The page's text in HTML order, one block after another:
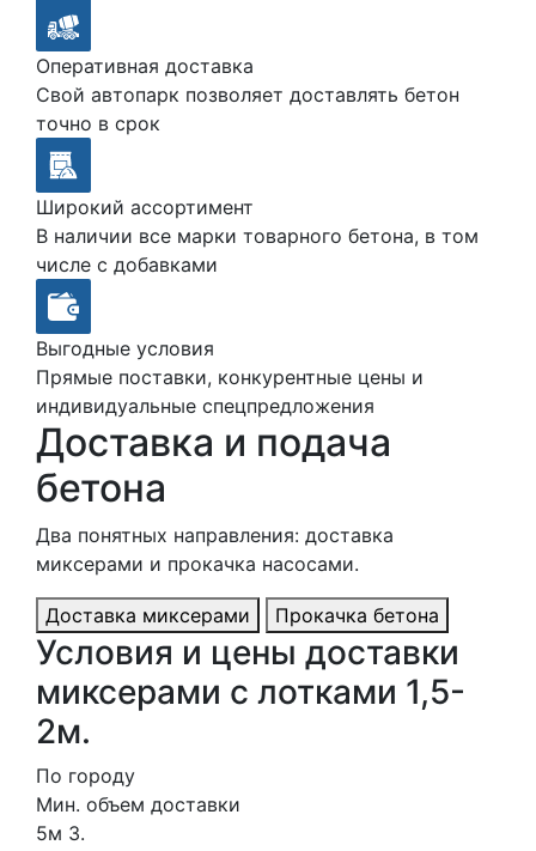
Оперативная доставка
Свой автопарк позволяет доставлять бетон
точно в срок
Широкий ассортимент
В наличии все марки товарного бетона, в том
числе с добавками
Выгодные условия
Прямые поставки, конкурентные цены и
индивидуальные спецпредложения
Доставка и подача
бетона
Два понятных направления: доставка
миксерами и прокачка насосами.
Доставка миксерами Прокачка бетона
Условия и цены доставки
миксерами с лотками 1,5-
2м.
По городу
Мин. объем доставки
5м 3.